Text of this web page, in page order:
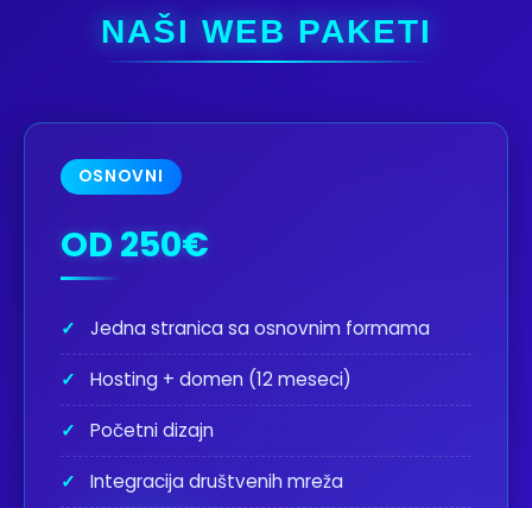
NAŠI WEB PAKETI
OSNOVNI
OD 250€
✓ Jedna stranica sa osnovnim formama
✓ Hosting + domen (12 meseci)
✓ Početni dizajn
✓ Integracija društvenih mreža